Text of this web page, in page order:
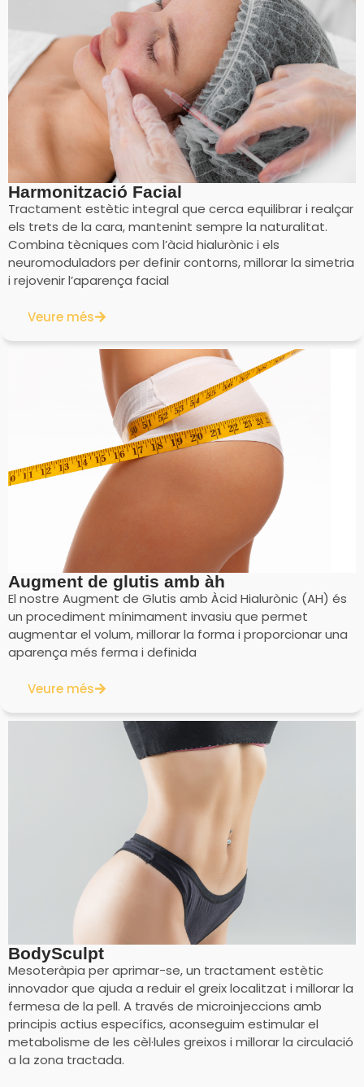
Harmonització Facial
Tractament estètic integral que cerca equilibrar i realçar
els trets de la cara, mantenint sempre la naturalitat.
Combina tècniques com l’àcid hialurònic i els
neuromoduladors per definir contorns, millorar la simetria
i rejovenir l’aparença facial
Veure més
Augment de glutis amb àh
El nostre Augment de Glutis amb Àcid Hialurònic (AH) és
un procediment mínimament invasiu que permet
augmentar el volum, millorar la forma i proporcionar una
aparença més ferma i definida
Veure més
BodySculpt
Mesoteràpia per aprimar-se, un tractament estètic
innovador que ajuda a reduir el greix localitzat i millorar la
fermesa de la pell. A través de microinjeccions amb
principis actius específics, aconseguim estimular el
metabolisme de les cèl·lules greixos i millorar la circulació
a la zona tractada.